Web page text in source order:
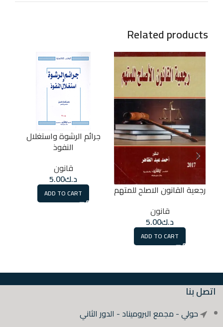
Related products
رجعية القانون الاصلح للمتهم
قانون
د.ك5.00
ADD TO CART
جرائم الرشوة واستغلال
النفوذ
قانون
د.ك5.00
ADD TO CART
اتصل بنا
حولي - مجمع البروميناد - الدور الثاني